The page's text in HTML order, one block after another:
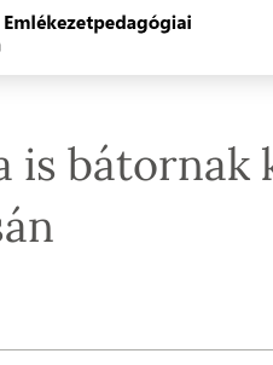
is bátornak